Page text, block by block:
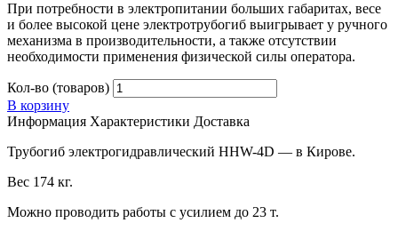
При потребности в электропитании больших габаритах, весе
и более высокой цене электротрубогиб выигрывает у ручного
механизма в производительности, а также отсутствии
необходимости применения физической силы оператора.
Кол-во (товаров)
В корзину
Информация Характеристики Доставка
Трубогиб электрогидравлический HHW-4D — в Кирове.
Вес 174 кг.
Можно проводить работы с усилием до 23 т.